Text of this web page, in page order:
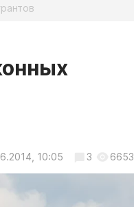
10:05 3 6653